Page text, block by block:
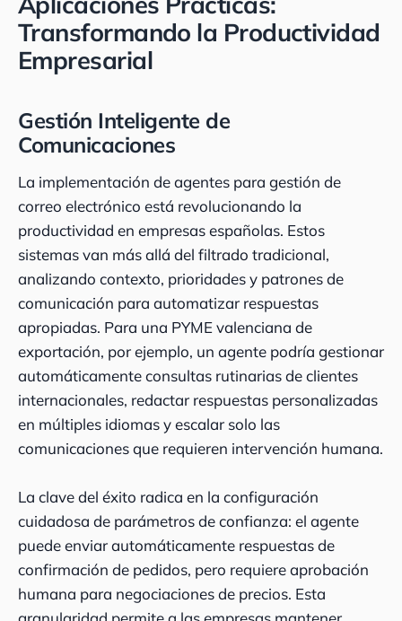
Transformando la Productividad
Empresarial
Gestión Inteligente de
Comunicaciones
La implementación de agentes para gestión de
correo electrónico está revolucionando la
productividad en empresas españolas. Estos
sistemas van más allá del filtrado tradicional,
analizando contexto, prioridades y patrones de
comunicación para automatizar respuestas
apropiadas. Para una PYME valenciana de
exportación, por ejemplo, un agente podría gestionar
automáticamente consultas rutinarias de clientes
internacionales, redactar respuestas personalizadas
en múltiples idiomas y escalar solo las
comunicaciones que requieren intervención humana.
La clave del éxito radica en la configuración
cuidadosa de parámetros de confianza: el agente
puede enviar automáticamente respuestas de
confirmación de pedidos, pero requiere aprobación
humana para negociaciones de precios. Esta